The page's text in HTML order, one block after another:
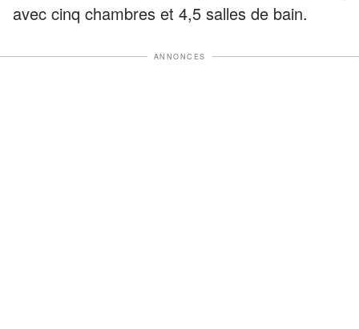
avec cinq chambres et 4,5 salles de bain.
ANNONCES